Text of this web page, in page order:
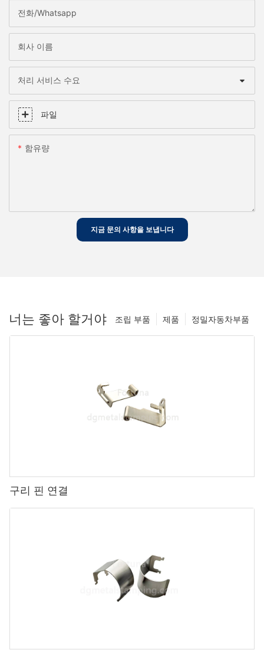
전화/whatsapp
회사 이름
처리 서비스 수요
파일
함유량
지금 문의 사항을 보냅니다
너는 좋아 할거야 정밀자동차부품
제품
조립 부품
구리 핀 연결